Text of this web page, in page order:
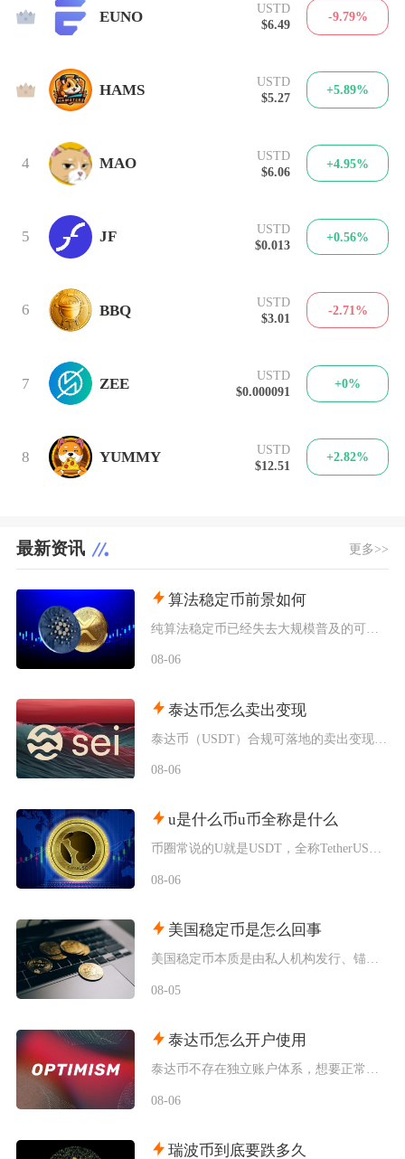
2 EUNO
USTD
$6.49
-9.79%
3 HAMS
USTD
$5.27
+5.89%
4 MAO
USTD
$6.06
+4.95%
5 JF
USTD
$0.013
+0.56%
6 BBQ
USTD
$3.01
-2.71%
7 ZEE
USTD
$0.000091
+0%
8 YUMMY
USTD
$12.51
+2.82%
最新资讯 更多>>
算法稳定币前景如何
08-06
泰达币怎么卖出变现
08-06
u是什么币u币全称是什么
币圈常说的U就是USDT，全称TetherUSD，中文名称泰达币，是当前市场流通规模最大的
08-06
美国稳定币是怎么回事
08-05
泰达币怎么开户使用
08-06
瑞波币到底要跌多久